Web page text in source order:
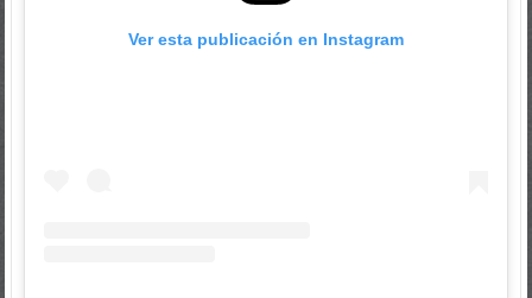
Ver esta publicación en Instagram